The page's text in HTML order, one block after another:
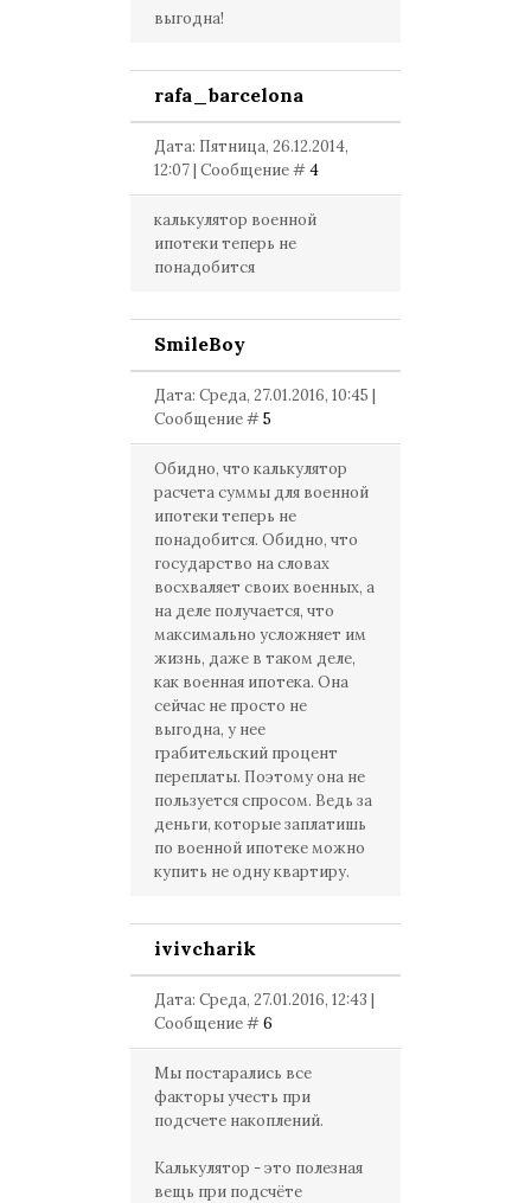
выгодна!
rafa_barcelona
Дата: Пятница, 26.12.2014,
12:07 | Сообщение #4
калькулятор военной
ипотеки теперь не
понадобится
SmileBoy
Дата: Среда, 27.01.2016, 10:45 |
Сообщение #5
Обидно, что калькулятор
расчета суммы для военной
ипотеки теперь не
понадобится. Обидно, что
государство на словах
восхваляет своих военных, а
на деле получается, что
максимально усложняет им
жизнь, даже в таком деле,
как военная ипотека. Она
сейчас не просто не
выгодна, у нее
грабительский процент
переплаты. Поэтому она не
пользуется спросом. Ведь за
деньги, которые заплатишь
по военной ипотеке можно
купить не одну квартиру.
ivivcharik
Дата: Среда, 27.01.2016, 12:43 |
Сообщение #6
Мы постарались все
факторы учесть при
подсчете накоплений.
Калькулятор - это полезная
вещь при подсчёте